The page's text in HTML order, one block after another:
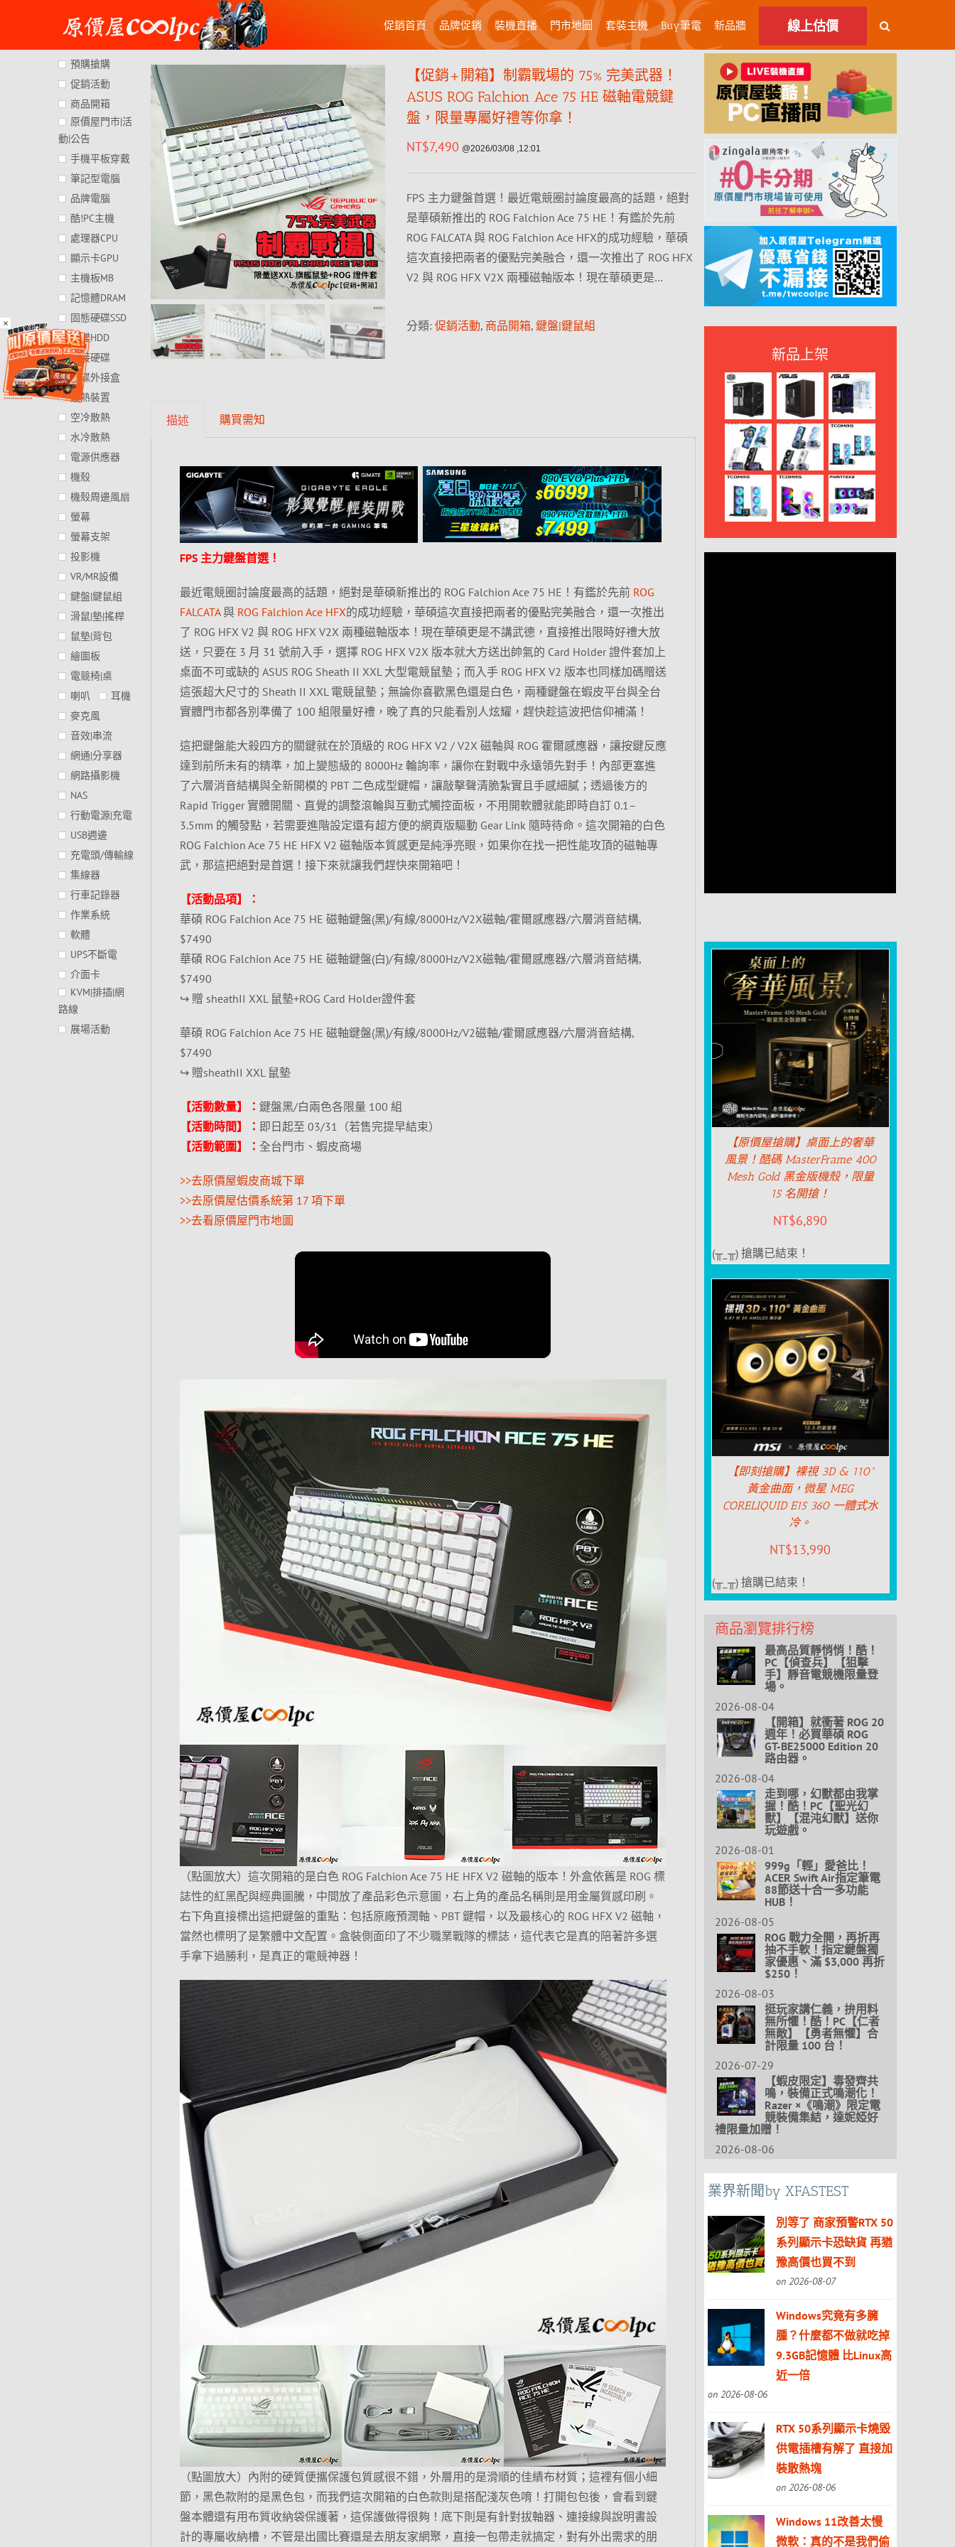
×
content
促銷首頁 品牌促銷 裝機直播 門市地圖 套裝主機 Buy筆電 新品牆 線上估價
【促銷+開箱】制霸戰場的 75% 完美武器！
ASUS ROG Falchion Ace 75 HE 磁軸電競鍵
盤，限量專屬好禮等你拿！
NT$7,490 @2026/03/08 ,12:01
FPS 主力鍵盤首選！最近電競圈討論度最高的話題，絕對
是華碩新推出的 ROG Falchion Ace 75 HE！有鑑於先前
ROG FALCATA 與 ROG Falchion Ace HFX的成功經驗，華碩
這次直接把兩者的優點完美融合，還一次推出了 ROG HFX
V2 與 ROG HFX V2X 兩種磁軸版本！現在華碩更是…
分類: 促銷活動, 商品開箱, 鍵盤|鍵鼠組
描述 購買需知
FPS 主力鍵盤首選！
最近電競圈討論度最高的話題，絕對是華碩新推出的 ROG Falchion Ace 75 HE！有鑑於先前 ROG
FALCATA與 ROG Falchion Ace HFX的成功經驗，華碩這次直接把兩者的優點完美融合，還一次推出
了 ROG HFX V2 與 ROG HFX V2X 兩種磁軸版本！現在華碩更是不講武德，直接推出限時好禮大放
送，只要在 3 月 31 號前入手，選擇 ROG HFX V2X 版本就大方送出帥氣的 Card Holder 證件套加上
桌面不可或缺的 ASUS ROG Sheath II XXL 大型電競鼠墊；而入手 ROG HFX V2 版本也同樣加碼贈送
這張超大尺寸的 Sheath II XXL 電競鼠墊；無論你喜歡黑色還是白色，兩種鍵盤在蝦皮平台與全台
實體門市都各別準備了 100 組限量好禮，晚了真的只能看別人炫耀，趕快趁這波把信仰補滿！
這把鍵盤能大殺四方的關鍵就在於頂級的 ROG HFX V2 / V2X 磁軸與 ROG 霍爾感應器，讓按鍵反應
達到前所未有的精準，加上變態級的 8000Hz 輪詢率，讓你在對戰中永遠領先對手！內部更塞進
了六層消音結構與全新開模的 PBT 二色成型鍵帽，讓敲擊聲清脆紮實且手感細膩；透過後方的
Rapid Trigger 實體開關、直覺的調整滾輪與互動式觸控面板，不用開軟體就能即時自訂 0.1–
3.5mm 的觸發點，若需要進階設定還有超方便的網頁版驅動 Gear Link 隨時待命。這次開箱的白色
ROG Falchion Ace 75 HE HFX V2 磁軸版本質感更是純淨亮眼，如果你在找一把性能攻頂的磁軸專
武，那這把絕對是首選！接下來就讓我們趕快來開箱吧！
【活動品項】：
華碩 ROG Falchion Ace 75 HE 磁軸鍵盤(黑)/有線/8000Hz/V2X磁軸/霍爾感應器/六層消音結構,
$7490
華碩 ROG Falchion Ace 75 HE 磁軸鍵盤(白)/有線/8000Hz/V2X磁軸/霍爾感應器/六層消音結構,
$7490
↪ 贈 sheathII XXL 鼠墊+ROG Card Holder證件套
華碩 ROG Falchion Ace 75 HE 磁軸鍵盤(黑)/有線/8000Hz/V2磁軸/霍爾感應器/六層消音結構,
$7490
↪ 贈sheathII XXL 鼠墊
【活動數量】： 鍵盤黑/白兩色各限量 100 組
【活動時間】： 即日起至 03/31（若售完提早結束）
【活動範圍】： 全台門市、蝦皮商場
>>去原價屋蝦皮商城下單
>>去原價屋估價系統第 17 項下單
>>去看原價屋門市地圖
（點圖放大）這次開箱的是白色 ROG Falchion Ace 75 HE HFX V2 磁軸的版本！外盒依舊是 ROG 標
誌性的紅黑配與經典圖騰，中間放了產品彩色示意圖，右上角的產品名稱則是用金屬質感印刷。
右下角直接標出這把鍵盤的重點：包括原廠預潤軸、PBT 鍵帽，以及最核心的 ROG HFX V2 磁軸，
當然也標明了是繁體中文配置。盒裝側面印了不少職業戰隊的標誌，這代表它是真的陪著許多選
手拿下過勝利，是真正的電競神器！
（點圖放大）內附的硬質便攜保護包質感很不錯，外層用的是滑順的佳績布材質；這裡有個小細
節，黑色款附的是黑色包，而我們這次開箱的白色款則是搭配淺灰色唷！打開包包後，會看到鍵
盤本體還有用布質收納袋保護著，這保護做得很夠！底下則是有針對拔軸器、連接線與說明書設
計的專屬收納槽，不管是出國比賽還是去朋友家網聚，直接一包帶走就搞定，對有外出需求的朋
預購搶購
促銷活動
商品開箱
原價屋門市|活
動|公告
手機平板穿戴
筆記型電腦
品牌電腦
酷!PC主機
處理器CPU
顯示卡GPU
主機板MB
記憶體DRAM
固態硬碟SSD
硬碟HDD
外接硬碟
硬碟外接盒
散熱裝置
空冷散熱
水冷散熱
電源供應器
機殼
機殼周邊風扇
螢幕
螢幕支架
投影機
VR/MR設備
鍵盤|鍵鼠組
滑鼠|墊|搖桿
鼠墊|背包
繪圖板
電競椅|桌
喇叭
耳機
麥克風
音效|串流
網通|分享器
網路攝影機
NAS
行動電源|充電
USB週邊
充電頭/傳輸線
集線器
行車記錄器
作業系統
軟體
UPS不斷電
介面卡
KVM|排插|網
路線
展場活動
新品上架
【原價屋搶購】桌面上的奢華
風景！酷碼 MasterFrame 400
Mesh Gold 黑金版機殼，限量
15 名開搶！
NT$6,890
(╥_╥) 搶購已結束！
【即刻搶購】裸視 3D & 110°
黃金曲面，微星 MEG
CORELIQUID E15 360 一體式水
冷。
NT$13,990
(╥_╥) 搶購已結束！
商品瀏覽排行榜
最高品質靜悄悄！酷！
PC【偵查兵】【狙擊
手】靜音電競機限量登
場。
2026-08-04
【開箱】就衝著 ROG 20
週年！必買華碩 ROG
GT-BE25000 Edition 20
路由器。
2026-08-04
走到哪，幻獸都由我掌
握！酷！PC【聖光幻
獸】【混沌幻獸】送你
玩遊戲。
2026-08-01
999g「輕」愛爸比！
ACER Swift Air指定筆電
88節送十合一多功能
HUB！
2026-08-05
ROG 戰力全開，再折再
抽不手軟！指定鍵盤獨
家優惠、滿 $3,000 再折
$250！
2026-08-03
挺玩家講仁義，拚用料
無所懼！酷！PC【仁者
無敵】【勇者無懼】合
計限量 100 台！
2026-07-29
【蝦皮限定】毒發齊共
鳴，裝備正式鳴潮化！
Razer ×《鳴潮》限定電
競裝備集結，達妮婭好
禮限量加贈！
2026-08-06
業界新聞by XFASTEST
別等了 商家預警RTX 50
系列顯示卡恐缺貨 再猶
豫高價也買不到
on 2026-08-07
Windows究竟有多臃
腫？什麼都不做就吃掉
9.3GB記憶體 比Linux高
近一倍
on 2026-08-06
RTX 50系列顯示卡燒毀
供電插槽有解了 直接加
裝散熱塊
on 2026-08-06
Windows 11改善太慢
微軟：真的不是我們偷